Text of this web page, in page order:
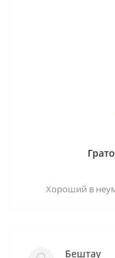
Хороший в
Бештау